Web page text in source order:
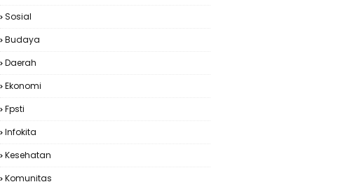
Sosial
Budaya
Daerah
Ekonomi
Fpsti
Infokita
Kesehatan
Komunitas